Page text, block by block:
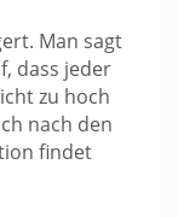
Man sagt
dass jeder
zu hoch
nach den
findet